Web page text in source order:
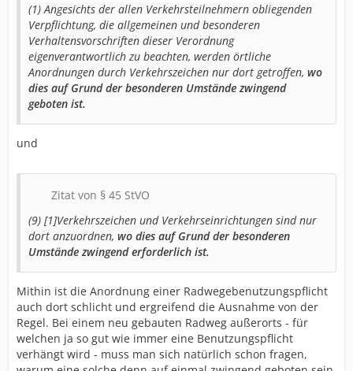
(1) Angesichts der allen Verkehrsteilnehmern obliegenden
Verpflichtung, die allgemeinen und besonderen
Verhaltensvorschriften dieser Verordnung
eigenverantwortlich zu beachten, werden örtliche
Anordnungen durch Verkehrszeichen nur dort getroffen, wo
dies auf Grund der besonderen Umstände zwingend
geboten ist.
und
Zitat von § 45 StVO
(9) [1]Verkehrszeichen und Verkehrseinrichtungen sind nur
dort anzuordnen, wo dies auf Grund der besonderen
Umstände zwingend erforderlich ist.
Mithin ist die Anordnung einer Radwegebenutzungspflicht
auch dort schlicht und ergreifend die Ausnahme von der
Regel. Bei einem neu gebauten Radweg außerorts - für
welchen ja so gut wie immer eine Benutzungspflicht
verhängt wird - muss man sich natürlich schon fragen,